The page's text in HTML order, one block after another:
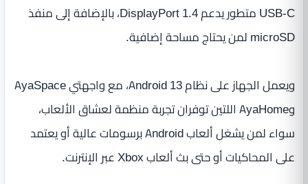
USB-C متطور يدعم DisplayPort 1.4، بالإضافة إلى منفذ
microSD لمن يحتاج مساحة إضافية.
ويعمل الجهاز على نظام Android 13، مع واجهتي AyaSpace
وAyaHome اللتين توفران تجربة منظمة لعشاق الألعاب،
سواء لمن يشغل ألعاب Android برسومات عالية أو يعتمد
على المحاكيات أو حتى بث ألعاب Xbox عبر الإنترنت.